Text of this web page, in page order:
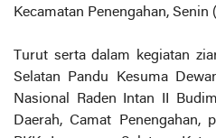
Kecamatan Penengahan, Senin
Turut serta dalam kegiatan
Selatan Pandu Kesuma
Nasional Raden Intan II
Daerah, Camat Penengahan,